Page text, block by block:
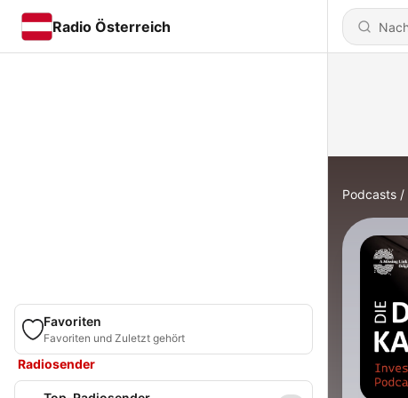
Radio Österreich
Favoriten
Favoriten und Zuletzt gehört
Radiosender
Podcasts